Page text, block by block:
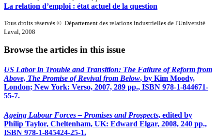
La relation d’emploi : état actuel de la question
Tous droits réservés © Département des relations industrielles de l'Université
Laval, 2008
Browse the articles in this issue
US Labor in Trouble and Transition: The Failure of Reform from
Above, The Promise of Revival from Below, by Kim Moody,
London; New York: Verso, 2007, 289 pp., ISBN 978-1-844671-
55-7.
Ageing Labour Forces – Promises and Prospects, edited by
Philip Taylor, Cheltenham, UK: Edward Elgar, 2008, 240 pp.,
ISBN 978-1-845424-25-1.